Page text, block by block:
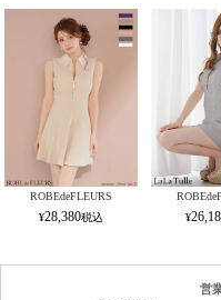
ROBEdeFLEURS
28,380
営